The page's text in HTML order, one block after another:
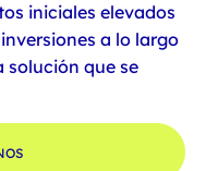
iniciales elevados
a lo largo
solución que se